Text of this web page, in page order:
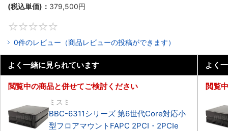
(税込単価)： 379,500円
0件のレビュー（商品レビューの投稿ができます）
よく一緒に見られています
閲覧中の商品と併せてご検討ください
ミスミ
BBC-6311シリーズ 第6世代Core対応小
型フロアマウントFAPC 2PCI・2PCIe
よく
閲覧